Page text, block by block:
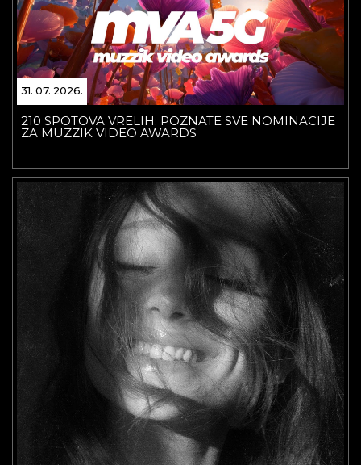
31. 07. 2026.
210 SPOTOVA VRELIH: POZNATE SVE NOMINACIJE
ZA MUZZIK VIDEO AWARDS